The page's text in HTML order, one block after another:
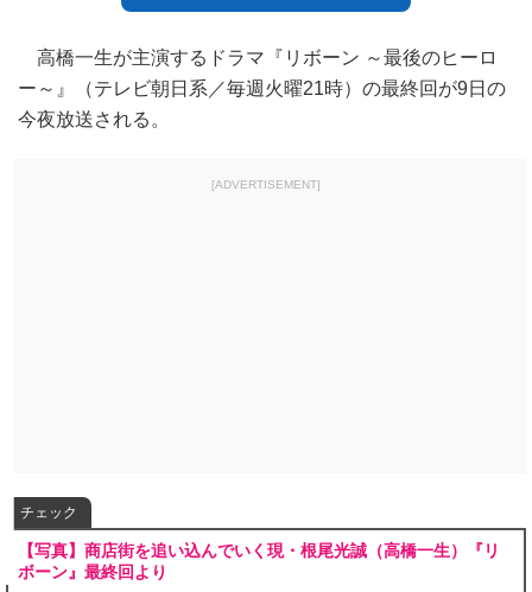
高橋一生が主演するドラマ『リボーン ～最後のヒーロ
ー～』（テレビ朝日系／毎週火曜21時）の最終回が9日の
今夜放送される。
[ADVERTISEMENT]
チェック
【写真】商店街を追い込んでいく現・根尾光誠（高橋一生）『リ
ボーン』最終回より